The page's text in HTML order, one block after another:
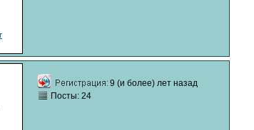
9 (и более) лет назад
Посты: 24